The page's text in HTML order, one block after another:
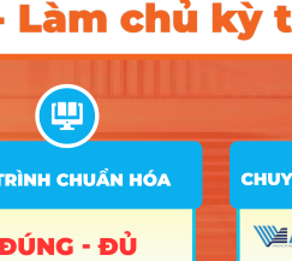
Tuyển sinh
Phòng Công Bố
Thi QDA Tuyển
Trường Quân
2026